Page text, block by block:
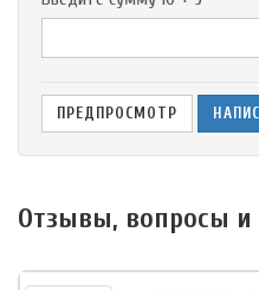
Отзывы, вопросы и